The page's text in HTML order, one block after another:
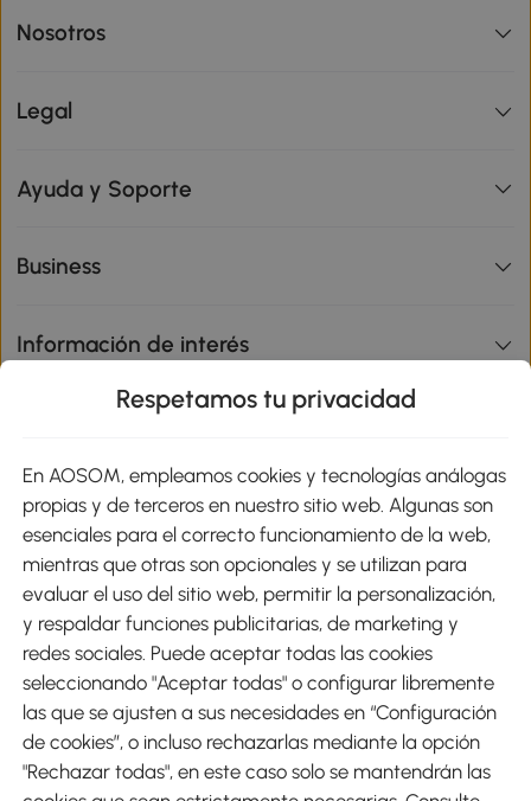
Nosotros
Legal
Ayuda y Soporte
Business
Información de interés
Métodos de Pago
Envíos
Descargar Aosom App
Respetamos tu privacidad
En AOSOM, empleamos cookies y tecnologías análogas
propias y de terceros en nuestro sitio web. Algunas son
esenciales para el correcto funcionamiento de la web,
mientras que otras son opcionales y se utilizan para
evaluar el uso del sitio web, permitir la personalización,
y respaldar funciones publicitarias, de marketing y
redes sociales. Puede aceptar todas las cookies
seleccionando "Aceptar todas" o configurar libremente
las que se ajusten a sus necesidades en “Configuración
de cookies”, o incluso rechazarlas mediante la opción
"Rechazar todas", en este caso solo se mantendrán las